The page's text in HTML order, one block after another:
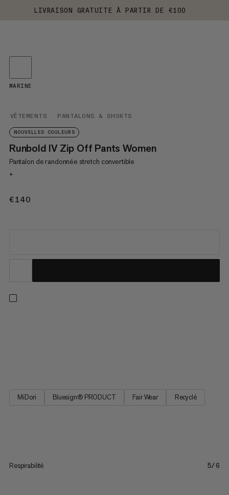
LIVRAISON GRATUITE À PARTIR DE €100
VÊTEMENTS PANTALONS & SHORTS
NOUVELLES COULEURS
Runbold IV Zip Off Pants Women
Pantalon de randonnée stretch convertible
+
€140
MARINE
MiDori Bluesign® PRODUCT Fair Wear Recyclé
Respirabilité 5/6